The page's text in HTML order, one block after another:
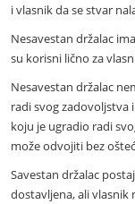
i vlasnik da se stvar
Nesavestan držalac
su korisni lično za
Nesavestan držalac
radi svog zadovoljstva
koju je ugradio radi
može odvojiti bez
Savestan držalac
dostavljena, ali vlasnik